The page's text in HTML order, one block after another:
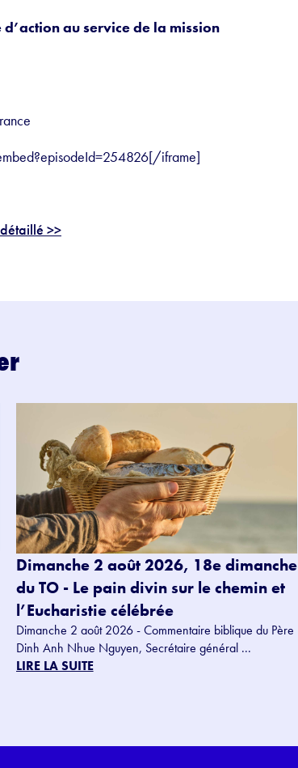
au service de la mission
iframe]
>>
Dimanche 2 août 2026, 18e dimanche
du TO - Le pain divin sur le chemin et
l’Eucharistie célébrée
Dimanche 2 août 2026 - Commentaire biblique du Père
Dinh Anh Nhue Nguyen, Secrétaire général ...
LIRE LA SUITE